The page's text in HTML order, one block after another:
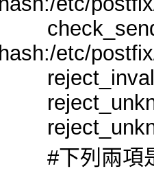
hash:/etc/
#下列兩項是